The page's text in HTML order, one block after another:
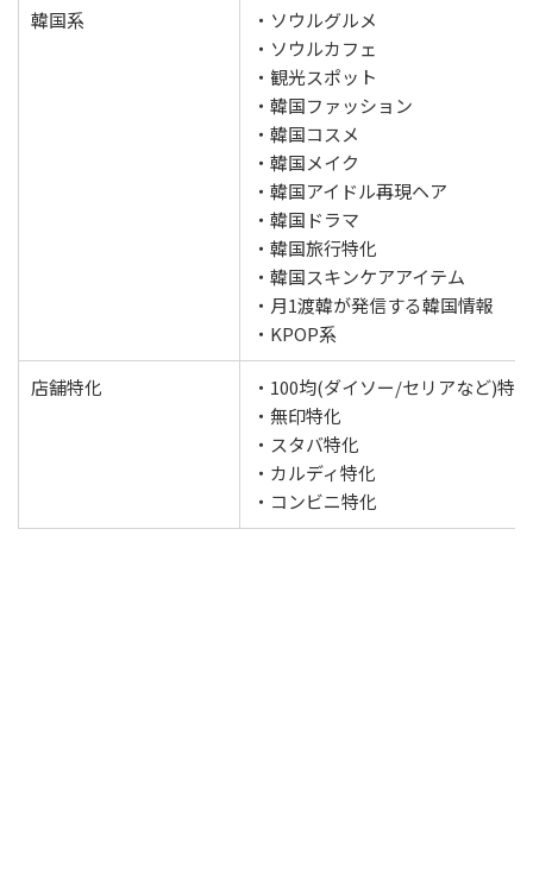
韓国系
・ソウルグルメ
・ソウルカフェ
・観光スポット
・韓国ファッション
・韓国コスメ
・韓国メイク
・韓国アイドル再現ヘア
・韓国ドラマ
・韓国旅行特化
・韓国スキンケアアイテム
・月1渡韓が発信する韓国情報
・KPOP系
店舗特化
・100均(ダイソー/セリアなど)特化
・無印特化
・スタバ特化
・カルディ特化
・コンビニ特化